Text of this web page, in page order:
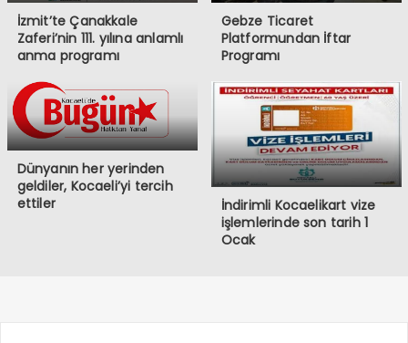
İzmit’te Çanakkale
Zaferi’nin 111. yılına anlamlı
anma programı
Gebze Ticaret
Platformundan İftar
Programı
Dünyanın her yerinden
geldiler, Kocaeli’yi tercih
ettiler
İndirimli Kocaelikart vize
işlemlerinde son tarih 1
Ocak